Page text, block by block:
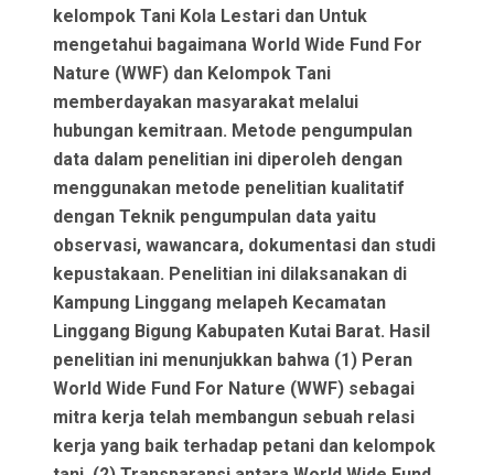
kelompok Tani Kola Lestari dan Untuk
mengetahui bagaimana World Wide Fund For
Nature (WWF) dan Kelompok Tani
memberdayakan masyarakat melalui
hubungan kemitraan. Metode pengumpulan
data dalam penelitian ini diperoleh dengan
menggunakan metode penelitian kualitatif
dengan Teknik pengumpulan data yaitu
observasi, wawancara, dokumentasi dan studi
kepustakaan. Penelitian ini dilaksanakan di
Kampung Linggang melapeh Kecamatan
Linggang Bigung Kabupaten Kutai Barat. Hasil
penelitian ini menunjukkan bahwa (1) Peran
World Wide Fund For Nature (WWF) sebagai
mitra kerja telah membangun sebuah relasi
kerja yang baik terhadap petani dan kelompok